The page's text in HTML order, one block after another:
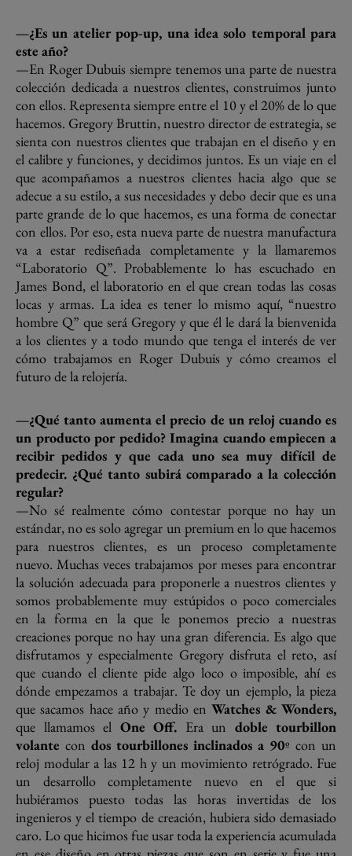
—¿Es un atelier pop-up, una idea solo temporal para
este año?
—En Roger Dubuis siempre tenemos una parte de nuestra
colección dedicada a nuestros clientes, construimos junto
con ellos. Representa siempre entre el 10 y el 20% de lo que
hacemos. Gregory Bruttin, nuestro director de estrategia, se
sienta con nuestros clientes que trabajan en el diseño y en
el calibre y funciones, y decidimos juntos. Es un viaje en el
que acompañamos a nuestros clientes hacia algo que se
adecue a su estilo, a sus necesidades y debo decir que es una
parte grande de lo que hacemos, es una forma de conectar
con ellos. Por eso, esta nueva parte de nuestra manufactura
va a estar rediseñada completamente y la llamaremos
“Laboratorio Q”. Probablemente lo has escuchado en
James Bond, el laboratorio en el que crean todas las cosas
locas y armas. La idea es tener lo mismo aquí, “nuestro
hombre Q” que será Gregory y que él le dará la bienvenida
a los clientes y a todo mundo que tenga el interés de ver
cómo trabajamos en Roger Dubuis y cómo creamos el
futuro de la relojería.
—¿Qué tanto aumenta el precio de un reloj cuando es
un producto por pedido? Imagina cuando empiecen a
recibir pedidos y que cada uno sea muy difícil de
predecir. ¿Qué tanto subirá comparado a la colección
regular?
—No sé realmente cómo contestar porque no hay un
estándar, no es solo agregar un premium en lo que hacemos
para nuestros clientes, es un proceso completamente
nuevo. Muchas veces trabajamos por meses para encontrar
la solución adecuada para proponerle a nuestros clientes y
somos probablemente muy estúpidos o poco comerciales
en la forma en la que le ponemos precio a nuestras
creaciones porque no hay una gran diferencia. Es algo que
disfrutamos y especialmente Gregory disfruta el reto, así
que cuando el cliente pide algo loco o imposible, ahí es
dónde empezamos a trabajar. Te doy un ejemplo, la pieza
que sacamos hace año y medio enWatches & Wonders,
que llamamos el One Off. Era un doble tourbillon
volante con dos tourbillones inclinados a 90º con un
reloj modular a las 12 h y un movimiento retrógrado. Fue
un desarrollo completamente nuevo en el que si
hubiéramos puesto todas las horas invertidas de los
ingenieros y el tiempo de creación, hubiera sido demasiado
caro. Lo que hicimos fue usar toda la experiencia acumulada